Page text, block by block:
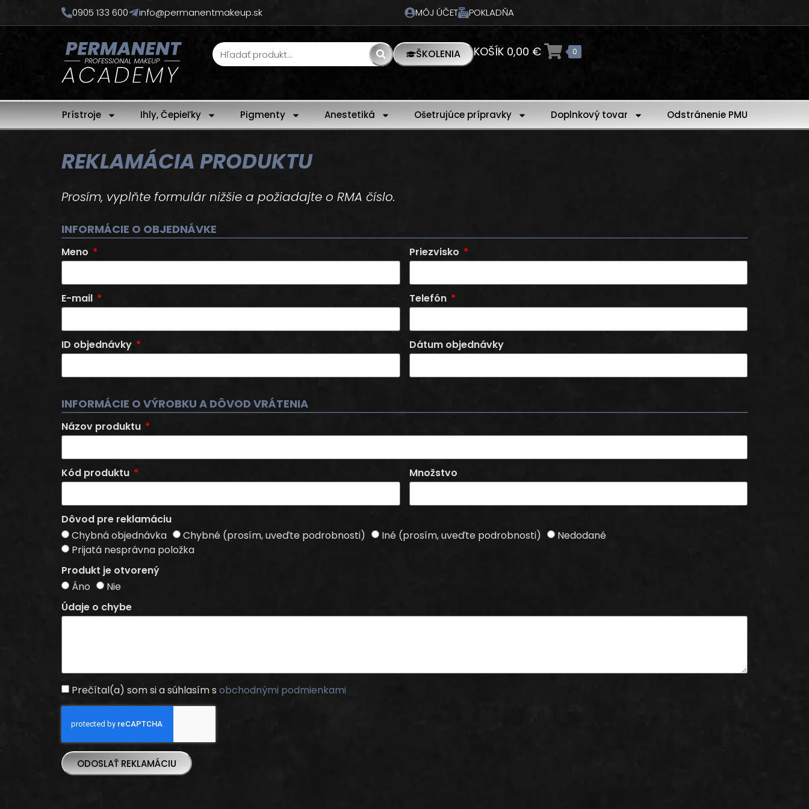
0905 133 600 info@permanentmakeup.sk MÔJ ÚČET POKLADŇA
ŠKOLENIA KOŠÍK 0,00 € 0
Prístroje Ihly, Čepieľky Pigmenty Anestetiká Ošetrujúce prípravky Doplnkový tovar Odstránenie PMU
REKLAMÁCIA PRODUKTU
Prosím, vyplňte formulár nižšie a požiadajte o RMA číslo.
INFORMÁCIE O OBJEDNÁVKE
Meno Priezvisko
E-mail Telefón
ID objednávky Dátum objednávky
INFORMÁCIE O VÝROBKU A DÔVOD VRÁTENIA
Názov produktu
Kód produktu Množstvo
Dôvod pre reklamáciu
Chybná objednávka
Chybné (prosím, uveďte podrobnosti) Iné (prosím, uveďte podrobnosti)
Nedodané
Prijatá nesprávna položka
Produkt je otvorený
Áno
Nie
Údaje o chybe
Prečítal(a) som si a súhlasím s obchodnými podmienkami
ODOSLAŤ REKLAMÁCIU